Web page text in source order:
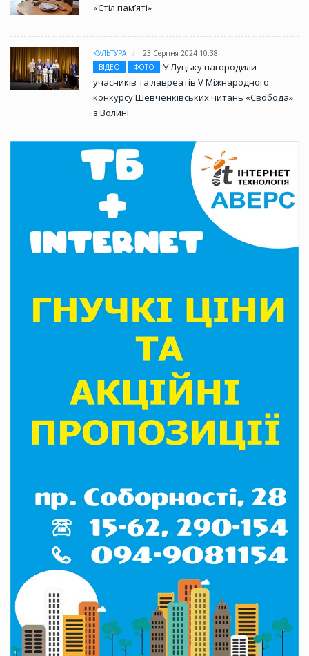
«Стіл памʼяті»
КУЛЬТУРА
23 Серпня 2024 10:38
ВІДЕО
ФОТО
У Луцьку нагородили
учасників та лавреатів V Міжнародного
конкурсу Шевченківських читань «Свобода»
з Волині